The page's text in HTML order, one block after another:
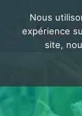
Nous
expérience
site,